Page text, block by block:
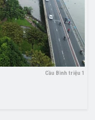
Cầu Bình triệu 1